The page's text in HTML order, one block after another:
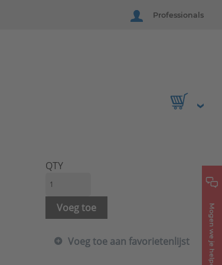
Professionals
Mogen we je helpen?
QTY
Voeg toe
Voeg toe aan favorietenlijst